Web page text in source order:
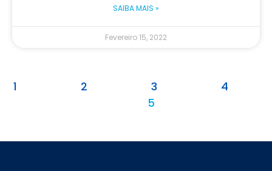
SAIBA MAIS »
Fevereiro 15, 2022
1 2 3
4
5